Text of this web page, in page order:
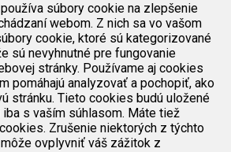
súbory cookie na zlepšenie
webom. Z nich sa vo vašom
cookie, ktoré sú kategorizované
sú nevyhnutné pre fungovanie
stránky. Používame aj cookies
pomáhajú analyzovať a pochopiť, ako
stránku. Tieto cookies budú uložené
s vaším súhlasom. Máte tiež
Zrušenie niektorých z týchto
ovplyvniť váš zážitok z